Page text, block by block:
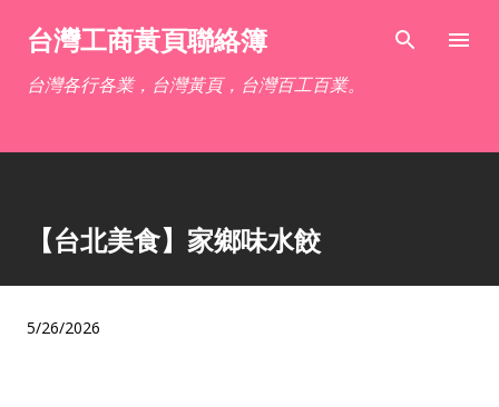
跳到主要內容
台灣工商黃頁聯絡簿
台灣各行各業，台灣黃頁，台灣百工百業。
【台北美食】家鄉味水餃
5/26/2026